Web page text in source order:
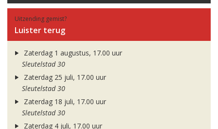
Uitzending gemist?
Luister terug
Zaterdag 1 augustus, 17.00 uur
Sleutelstad 30
Zaterdag 25 juli, 17.00 uur
Sleutelstad 30
Zaterdag 18 juli, 17.00 uur
Sleutelstad 30
Zaterdag 4 juli, 17.00 uur